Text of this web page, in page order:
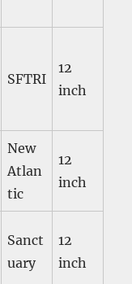
SFTRI
12
inch
New
Atlan
tic
12
inch
Sanct
uary
12
inch